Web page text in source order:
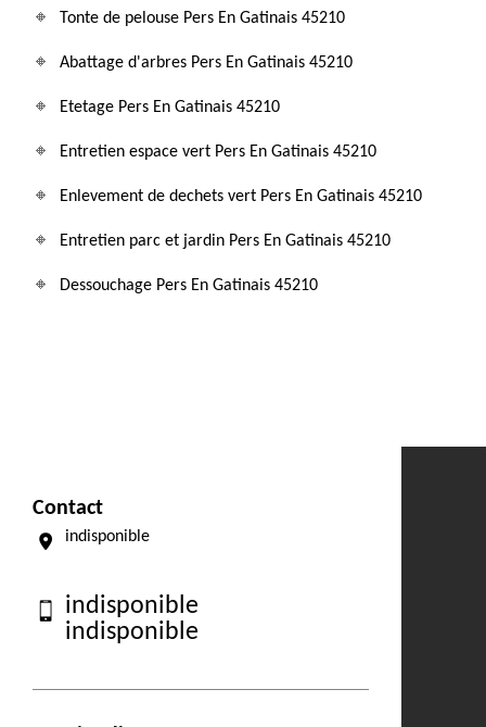
Tonte de pelouse Pers En Gatinais 45210
Abattage d'arbres Pers En Gatinais 45210
Etetage Pers En Gatinais 45210
Entretien espace vert Pers En Gatinais 45210
Enlevement de dechets vert Pers En Gatinais 45210
Entretien parc et jardin Pers En Gatinais 45210
Dessouchage Pers En Gatinais 45210
Contact
indisponible
indisponible
indisponible